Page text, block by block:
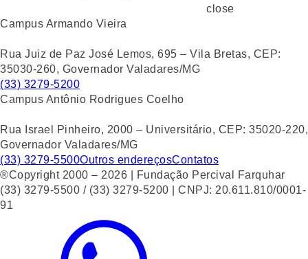
close
Campus Armando Vieira
Rua Juiz de Paz José Lemos, 695 – Vila Bretas, CEP:
35030-260, Governador Valadares/MG
(33) 3279-5200
Campus Antônio Rodrigues Coelho
Rua Israel Pinheiro, 2000 – Universitário, CEP: 35020-220,
Governador Valadares/MG
(33) 3279-5500Outros endereçosContatos
®Copyright 2000 – 2026 | Fundação Percival Farquhar
(33) 3279-5500 / (33) 3279-5200 | CNPJ: 20.611.810/0001-
91